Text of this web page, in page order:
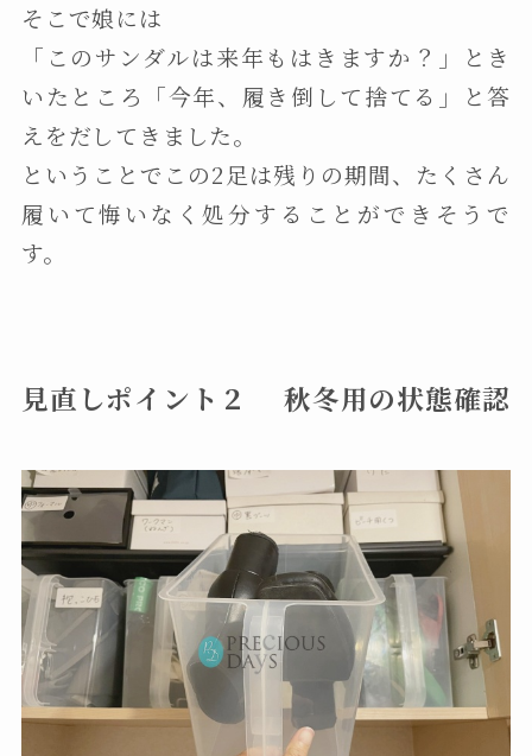
そこで娘には
「このサンダルは来年もはきますか？」とき
いたところ「今年、履き倒して捨てる」と答
えをだしてきました。
ということでこの2足は残りの期間、たくさん
履いて悔いなく処分することができそうで
す。
見直しポイント２ 秋冬用の状態確認